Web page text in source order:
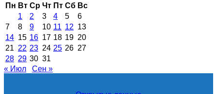
Пн Вт Ср Чт Пт Сб Вс
1
2 3 4 5
6
7
8 9 10 11 12 13
14 15 16 17 18 19 20
21 22 23 24 25 26 27
28 29 30 31
« Июл
Сен »